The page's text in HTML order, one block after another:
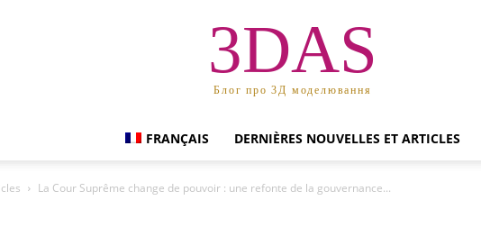
3DAS
Блог про 3Д моделювання
FRANÇAIS DERNIÈRES NOUVELLES ET ARTICLES
La Cour Suprême change de pouvoir : une refonte de la gouvernance...